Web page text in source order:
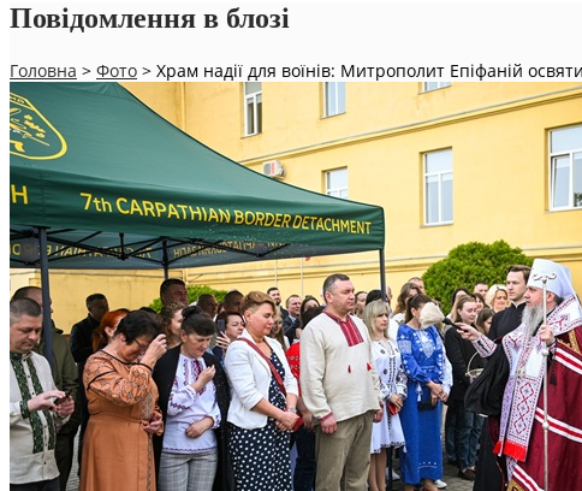
Повідомлення в блозі
Головна > Фото > Храм надії для воїнів: Митрополит Епіфаній